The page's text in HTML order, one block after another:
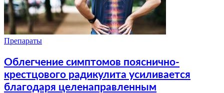
Препараты
Облегчение симптомов пояснично-
крестцового радикулита усиливается
благодаря целенаправленным